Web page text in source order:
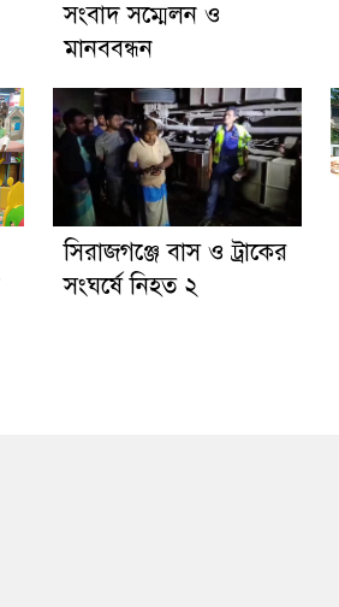
সংবাদ সম্মেলন ও
মানববন্ধন
সিরাজগঞ্জে বাস ও ট্রাকের
সংঘর্ষে নিহত ২